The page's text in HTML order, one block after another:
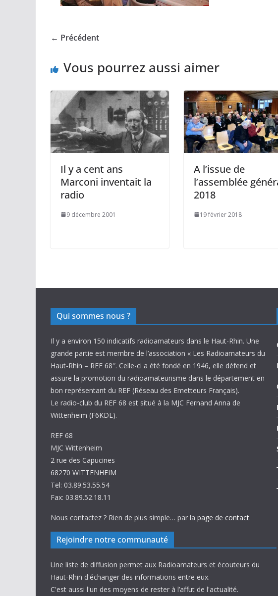
← Précédent
Vous pourrez aussi aimer
Il y a cent ans
Marconi inventait la
radio
9 décembre 2001
A l’issue de
l’assemblée
2018
19 février 2018
Qui sommes nous ?
Il y a environ 150 indicatifs radioamateurs dans le Haut-Rhin. Une
grande partie est membre de l’association « Les Radioamateurs du
Haut-Rhin – REF 68″. Celle-ci a été fondé en 1946, elle défend et
assure la promotion du radioamateurisme dans le département en
bon représentant du REF (Réseau des Emetteurs Français).
Le radio-club du REF 68 est situé à la MJC Fernand Anna de
Wittenheim (F6KDL).
REF 68
MJC Wittenheim
2 rue des Capucines
68270 WITTENHEIM
Tel: 03.89.53.55.54
Fax: 03.89.52.18.11
Nous contactez ? Rien de plus simple… par la page de contact.
Rejoindre notre communauté
Une liste de diffusion permet aux Radioamateurs et écouteurs du
Haut-Rhin d'échanger des informations entre eux.
C'est aussi l'un des moyens de rester à l’affut de l'actualité.